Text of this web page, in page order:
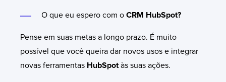
O que eu espero com o CRM HubSpot?
Pense em suas metas a longo prazo. É muito
possível que você queira dar novos usos e integrar
novas ferramentas HubSpotàs suas ações.